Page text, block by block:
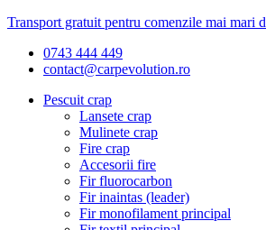
Transport gratuit pentru comenzile mai mari
0743 444 449
contact@carpevolution.ro
Pescuit crap
Lansete crap
Mulinete crap
Fire crap
Accesorii fire
Fir fluorocarbon
Fir inaintas (leader)
Fir monofilament principal